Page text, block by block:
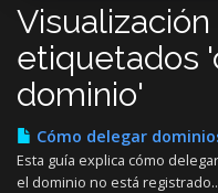
etiquetados
dominio'
Cómo delegar
Esta guía explica cómo
el dominio no está